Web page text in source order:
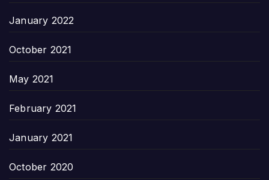
January 2022
October 2021
May 2021
February 2021
January 2021
October 2020